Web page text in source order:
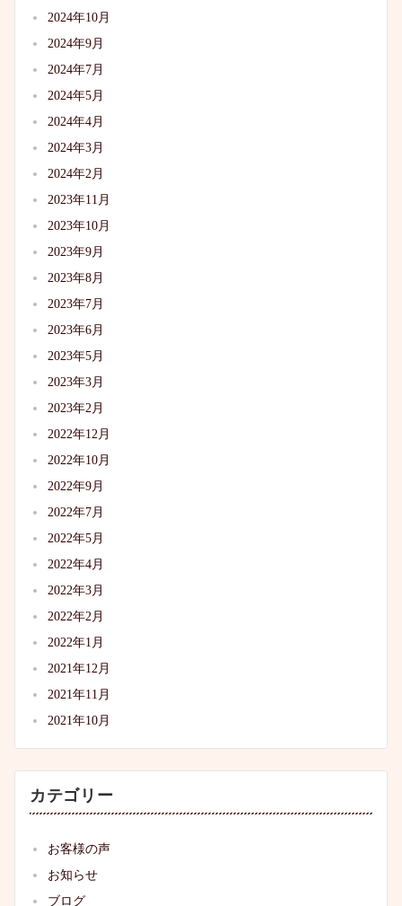
2024年10月
2024年9月
2024年7月
2024年5月
2024年4月
2024年3月
2024年2月
2023年11月
2023年10月
2023年9月
2023年8月
2023年7月
2023年6月
2023年5月
2023年3月
2023年2月
2022年12月
2022年10月
2022年9月
2022年7月
2022年5月
2022年4月
2022年3月
2022年2月
2022年1月
2021年12月
2021年11月
2021年10月
カテゴリー
お客様の声
お知らせ
ブログ